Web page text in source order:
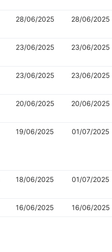
28/06/2025 28/06/2025
23/06/2025 23/06/2025
23/06/2025 23/06/2025
20/06/2025 20/06/2025
19/06/2025 01/07/2025
18/06/2025 01/07/2025
16/06/2025 16/06/2025